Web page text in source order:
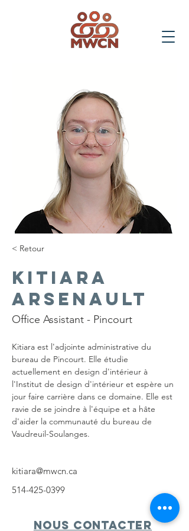
< Retour
Kitiara
Arsenault
Office Assistant - Pincourt
Kitiara est l'adjointe administrative du
bureau de Pincourt. Elle étudie
actuellement en design d'intérieur à
l'Institut de design d'intérieur et espère un
jour faire carrière dans ce domaine. Elle est
ravie de se joindre à l'équipe et a hâte
d'aider la communauté du bureau de
Vaudreuil-Soulanges.
kitiara@mwcn.ca
514-425-0399
Nous contacter